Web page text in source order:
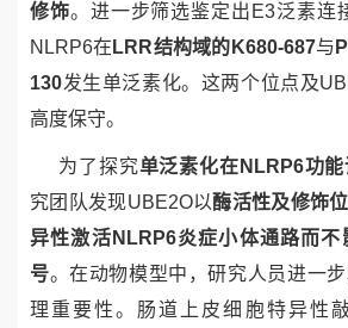
修饰。进一步筛选鉴定出 E3泛素连
NLRP6在 LRR结构域的 K680-687与
130发生单泛素化。这两个位点及
高度保守。
为了探究单泛素化在 NLRP6功能
究团队发现UBE2O以酶活性及修饰
异性激活 NLRP6炎症小体通路而
号。在动物模型中，研究人员进一
理重要性。肠道上皮细胞特异性